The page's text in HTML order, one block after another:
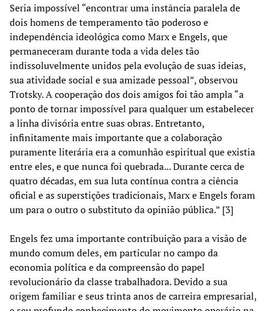
Seria impossível “encontrar uma instância paralela de
dois homens de temperamento tão poderoso e
independência ideológica como Marx e Engels, que
permaneceram durante toda a vida deles tão
indissoluvelmente unidos pela evolução de suas ideias,
sua atividade social e sua amizade pessoal”, observou
Trotsky. A cooperação dos dois amigos foi tão ampla “a
ponto de tornar impossível para qualquer um estabelecer
a linha divisória entre suas obras. Entretanto,
infinitamente mais importante que a colaboração
puramente literária era a comunhão espiritual que existia
entre eles, e que nunca foi quebrada... Durante cerca de
quatro décadas, em sua luta contínua contra a ciência
oficial e as superstições tradicionais, Marx e Engels foram
um para o outro o substituto da opinião pública.” [3]
Engels fez uma importante contribuição para a visão de
mundo comum deles, em particular no campo da
economia política e da compreensão do papel
revolucionário da classe trabalhadora. Devido a sua
origem familiar e seus trinta anos de carreira empresarial,